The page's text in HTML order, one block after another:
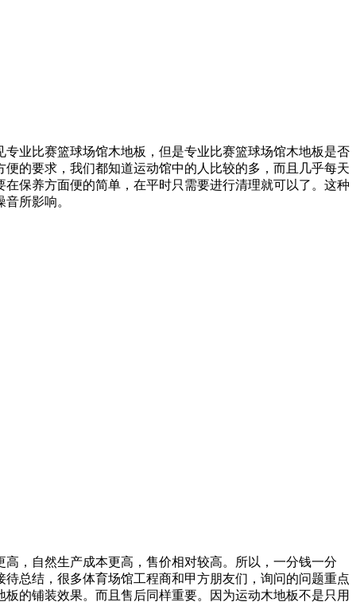
业比赛篮球场馆木地板，但是专业比赛篮球场馆木地板是否
的要求，我们都知道运动馆中的人比较的多，而且几乎每天
保养方面便的简单，在平时只需要进行清理就可以了。这种
所影响。
，自然生产成本更高，售价相对较高。所以，一分钱一分
总结，很多体育场馆工程商和甲方朋友们，询问的问题重点
的铺装效果。而且售后同样重要。因为运动木地板不是只用